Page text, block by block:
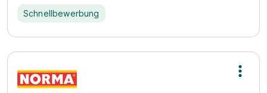
Schnellbewerbung